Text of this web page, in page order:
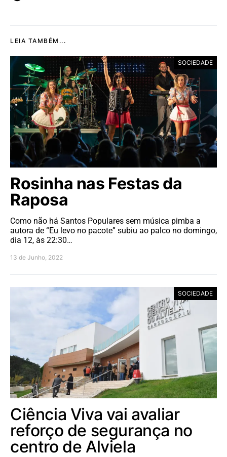
LEIA TAMBÉM...
SOCIEDADE
Rosinha nas Festas da
Raposa
Como não há Santos Populares sem música pimba a
autora de “Eu levo no pacote” subiu ao palco no domingo,
dia 12, às 22:30…
13 de Junho, 2022
SOCIEDADE
Ciência Viva vai avaliar
reforço de segurança no
centro de Alviela